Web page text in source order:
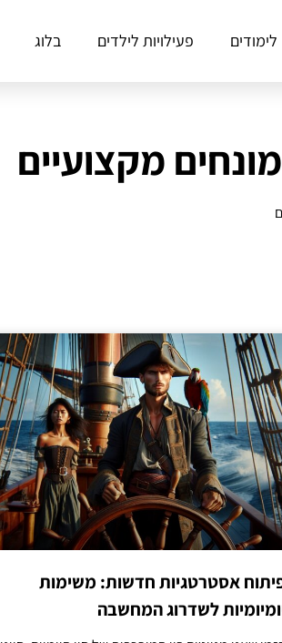
לימודים פעילויות לילדים בלוג
מקצועיים
אסטרטגיות חדשות: משימות
לשדרוג המחשבה